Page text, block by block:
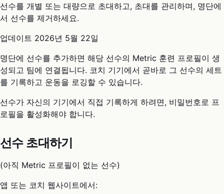
선수를 개별 또는 대량으로 초대하고, 초대를 관리하며, 명단에
서 선수를 제거하세요.
업데이트 2026년 5월 22일
명단에 선수를 추가하면 해당 선수의 Metric 훈련 프로필이 생
성되고 팀에 연결됩니다. 코치 기기에서 곧바로 그 선수의 세트
를 기록하고 운동을 로깅할 수 있습니다.
선수가 자신의 기기에서 직접 기록하게 하려면, 비밀번호로 프
로필을 활성화해야 합니다.
선수 초대하기
(아직 Metric 프로필이 없는 선수)
앱 또는 코치 웹사이트에서: